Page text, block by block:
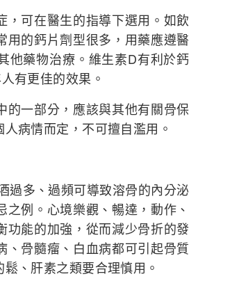
可在醫生的指導下選用。如飲
用的鈣片劑型很多，用藥應遵醫
他藥物治療。維生素D有利於鈣
有更佳的效果。
一部分，應該與其他有關骨保
病情而定，不可擅自濫用。
多、過頻可導致溶骨的內分泌
例。心境樂觀、暢達，動作、
功能的加強，從而減少骨折的發
、骨髓瘤、白血病都可引起骨質
、肝素之類要合理慎用。